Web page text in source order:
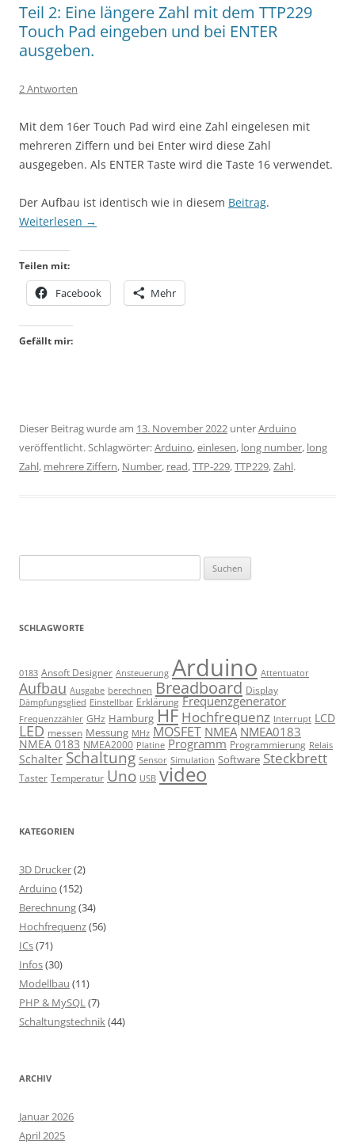
Teil 2: Eine längere Zahl mit dem TTP229
Touch Pad eingeben und bei ENTER
ausgeben.
2 Antworten
Mit dem 16er Touch Pad wird eine Zahl eingelesen mit
mehreren Ziffern und bei Enter wird diese Zahl
ausgegeben. Als ENTER Taste wird die Taste 16 verwendet.
Der Aufbau ist identisch wie in diesem Beitrag.
Weiterlesen →
Teilen mit:
Facebook Mehr
Gefällt mir:
Dieser Beitrag wurde am 13. November 2022 unterArduino
veröffentlicht. Schlagwörter:Arduino,einlesen, long number, long
Zahl, mehrere Ziffern, Number, read,TTP-229,TTP229,Zahl.
nach:
SCHLAGWORTE
0183 Ansoft Designer Ansteuerung Arduino Attentuator
Aufbau Ausgabe berechnen Breadboard Display
Dämpfungsglied Einstellbar Erklärung Frequenzgenerator
Frequenzzähler GHz Hamburg HF Hochfrequenz Interrupt LCD
LED messen Messung MHz MOSFET NMEA NMEA0183
NMEA 0183 NMEA2000 Platine Programm Programmierung Relais
Schalter Schaltung Sensor Simulation Software Steckbrett
Taster Temperatur Uno USB video
KATEGORIEN
3D Drucker(2)
Arduino (152)
Berechnung(34)
Hochfrequenz(56)
ICs(71)
Infos(30)
Modellbau (11)
PHP & MySQL(7)
Schaltungstechnik(44)
ARCHIV
Januar 2026
April 2025